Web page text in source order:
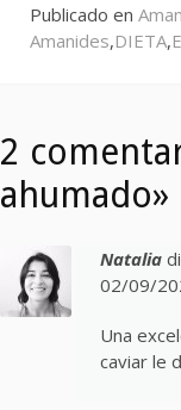
Publicado en
Amanides,DIETA,
2
ahumado»
Natalia
02/09/
Una
caviar le